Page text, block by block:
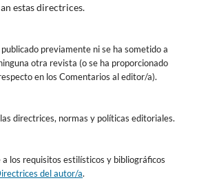
estas directrices.
previamente ni se ha sometido a
otra revista (o se ha proporcionado
en los Comentarios al editor/a).
directrices, normas y políticas editoriales.
los requisitos estilísticos y bibliográficos
del autor/a.